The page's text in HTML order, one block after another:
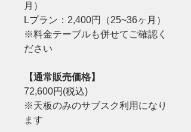
月）
Lプラン：2,400円（25~36ヶ月）
※料金テーブルも併せてご確認く
ださい
【通常販売価格】
72,600円(税込)
※天板のみのサブスク利用になり
ます